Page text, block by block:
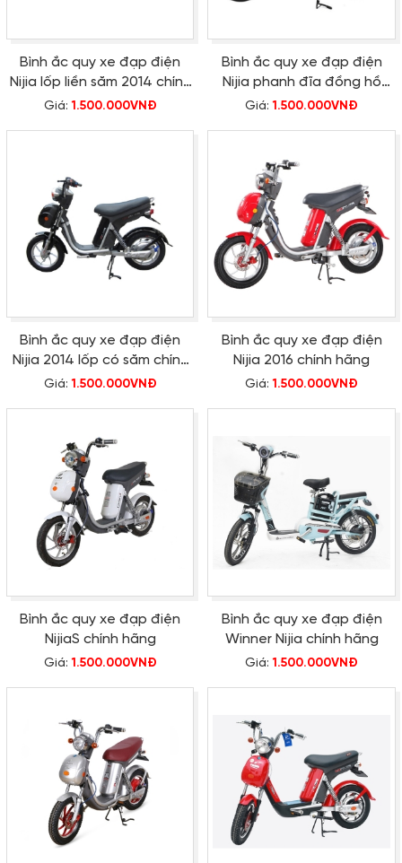
Bình ắc quy xe đạp điện
Nijia lốp liền săm 2014 chính
hãng
Giá:1.500.000VNĐ
Bình ắc quy xe đạp điện
Nijia phanh đĩa đồng hồ
điện tử chính hãng
Giá:1.500.000VNĐ
Bình ắc quy xe đạp điện
Nijia 2014 lốp có săm chính
hãng
Giá:1.500.000VNĐ
Bình ắc quy xe đạp điện
Nijia 2016 chính hãng
Giá:1.500.000VNĐ
Bình ắc quy xe đạp điện
NijiaS chính hãng
Giá:1.500.000VNĐ
Bình ắc quy xe đạp điện
Winner Nijia chính hãng
Giá:1.500.000VNĐ